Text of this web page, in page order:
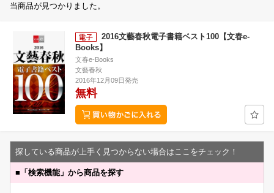
当商品が見つかりました。
2016文藝春秋電子書籍ベスト100【文春e-
Books】
文春e-Books
文藝春秋
2016年12月09日発売
無料
探している商品が上手く見つからない場合はここをチェック！
■ 「検索機能」から商品を探す